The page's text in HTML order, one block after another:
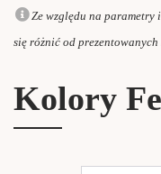
Ze względu na parametry
się różnić od
Kolory